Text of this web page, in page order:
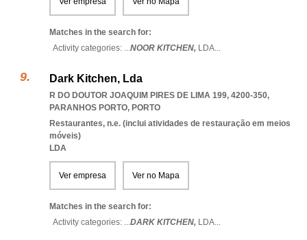
Matches in the search for:
Activity categories: ...NOOR KITCHEN, LDA...
Dark Kitchen, Lda
R DO DOUTOR JOAQUIM PIRES DE LIMA 199, 4200-350,
PARANHOS PORTO, PORTO
Restaurantes, n.e. (inclui atividades de restauração em meios
móveis)
LDA
Ver empresa Ver no Mapa
Matches in the search for:
Activity categories: ...DARK KITCHEN, LDA...